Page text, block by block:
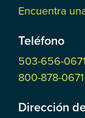
Encuentra
Teléfono
503-656-0671
800-878-0671
Dirección